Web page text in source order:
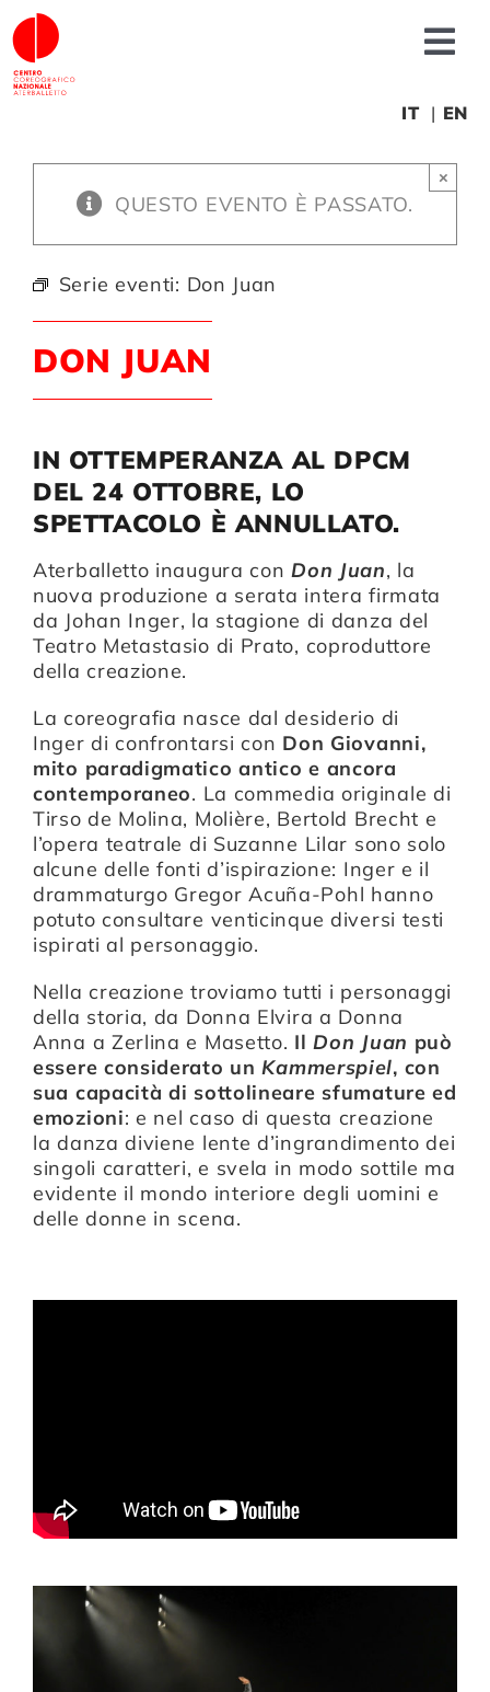
Salta
al
contenuto
Fonderia
Formazione
Sostienici
IT EN
QUESTO EVENTO È PASSATO.
×
Serie eventi: Don Juan
DON JUAN
IN OTTEMPERANZA AL DPCM
DEL 24 OTTOBRE, LO
SPETTACOLO È ANNULLATO.
Aterballetto inaugura conDon Juan, la
nuova produzione a serata intera firmata
da Johan Inger, la stagione di danza del
Teatro Metastasio di Prato, coproduttore
della creazione.
La coreografia nasce dal desiderio di
Inger di confrontarsi con Don Giovanni,
mito paradigmatico antico e ancora
contemporaneo. La commedia originale di
Tirso de Molina, Molière, Bertold Brecht e
l’opera teatrale di Suzanne Lilar sono solo
alcune delle fonti d’ispirazione: Inger e il
drammaturgo Gregor Acuña-Pohl hanno
potuto consultare venticinque diversi testi
ispirati al personaggio.
Nella creazione troviamo tutti i personaggi
della storia, da Donna Elvira a Donna
Anna a Zerlina e Masetto. IlDon Juan può
essere considerato unKammerspiel, con
sua capacità di sottolineare sfumature ed
emozioni: e nel caso di questa creazione
la danza diviene lente d’ingrandimento dei
singoli caratteri, e svela in modo sottile ma
evidente il mondo interiore degli uomini e
delle donne in scena.